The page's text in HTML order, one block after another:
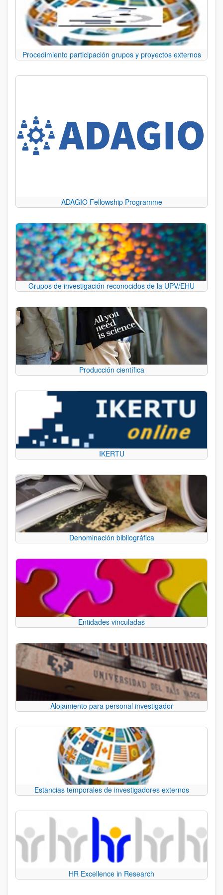
Procedimiento participación grupos y proyectos externos
ADAGIO Fellowship Programme
Grupos de investigación reconocidos de la UPV/EHU
Producción científica
IKERTU
Denominación bibliográfica
Entidades vinculadas
Alojamiento para personal investigador
Estancias temporales de investigadores externos
HR Excellence in Research